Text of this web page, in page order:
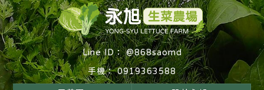
@868saomd
0919363588